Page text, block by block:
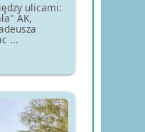
ulicami:
AK,
...